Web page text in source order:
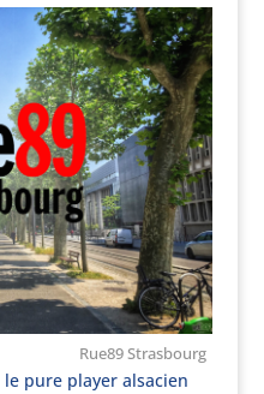
Rue89 Strasbourg
le pure player alsacien